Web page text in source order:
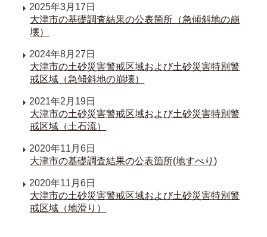
2025年3月17日
大津市の基礎調査結果の公表箇所（急傾斜地の崩
壊）
2024年8月27日
大津市の土砂災害警戒区域および土砂災害特別警
戒区域（急傾斜地の崩壊）
2021年2月19日
大津市の土砂災害警戒区域および土砂災害特別警
戒区域（土石流）
2020年11月6日
大津市の基礎調査結果の公表箇所(地すべり)
2020年11月6日
大津市の土砂災害警戒区域および土砂災害特別警
戒区域（地滑り）